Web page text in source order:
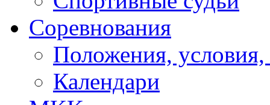
Соревнования
Положения, условия,
Календари